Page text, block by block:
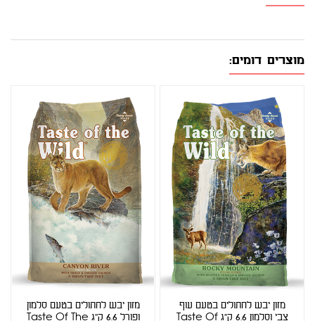
מוצרים דומים:
מזון יבש לחתולים בטעם עוף
צבי וסלמון 6.6 ק''ג Taste Of
מזון יבש לחתולים בטעם סלמון
ופורל 6.6 ק''ג Taste Of The